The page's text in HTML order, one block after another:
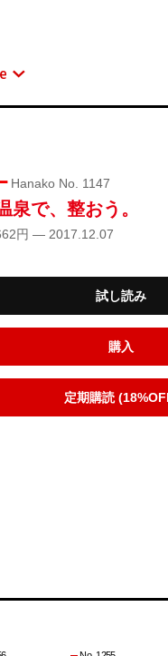
Hanako No. 1147
泉で、整おう。
円 — 2017.12.07
試し読み
購入
定期購読